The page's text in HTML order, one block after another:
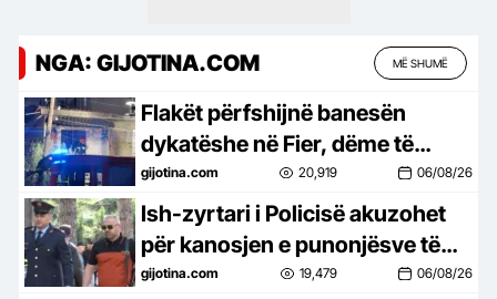
NGA: GIJOTINA.COM MË SHUMË
Flakët përfshijnë banesën
dykatëshe në Fier, dëme të
mëdha materiale
gijotina.com 20,919 06/08/26
Ish-zyrtari i Policisë akuzohet
për kanosjen e punonjësve të
një hoteli në Dhërmi
gijotina.com 19,479 06/08/26